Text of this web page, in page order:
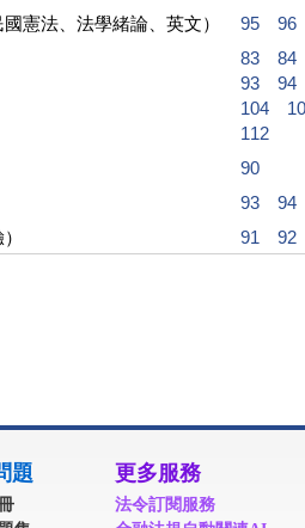
憲法、法學緒論、英文）
95
96
83 84
93
94
104
112
90
93 94
91 92
題 更多服務
法令訂閱服務